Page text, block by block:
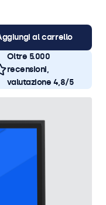
al carrello
Oltre 5.000
recensioni,
valutazione 4,8/5